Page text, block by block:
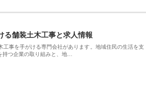
る舗装土木工事と求人情報
事を手がける専門会社があります。地域住民の生活を支
つ企業の取り組みと、地…